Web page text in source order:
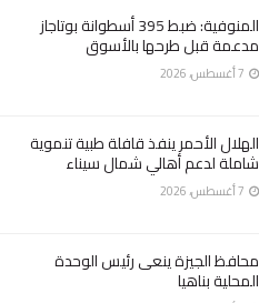
المنوفية: ضبط 395 أسطوانة بوتاجاز
مدعمة قبل طرحها بالأسوق
الهلال الأحمر ينفذ قافلة طبية تنموية
شاملة لدعم أهالي شمال سيناء
محافظ الجيزة ينعى رئيس الوحدة
المحلية بناهيا